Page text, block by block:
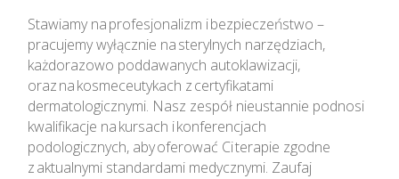
Stawiamy na profesjonalizm i bezpieczeństwo –
pracujemy wyłącznie na sterylnych narzędziach,
każdorazowo poddawanych autoklawizacji,
oraz na kosmeceutykach z certyfikatami
dermatologicznymi. Nasz zespół nieustannie podnosi
kwalifikacje na kursach i konferencjach
podologicznych, aby oferować Ci terapie zgodne
z aktualnymi standardami medycznymi. Zaufaj